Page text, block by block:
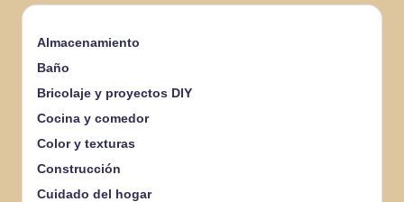
Almacenamiento
Baño
Bricolaje y proyectos DIY
Cocina y comedor
Color y texturas
Construcción
Cuidado del hogar